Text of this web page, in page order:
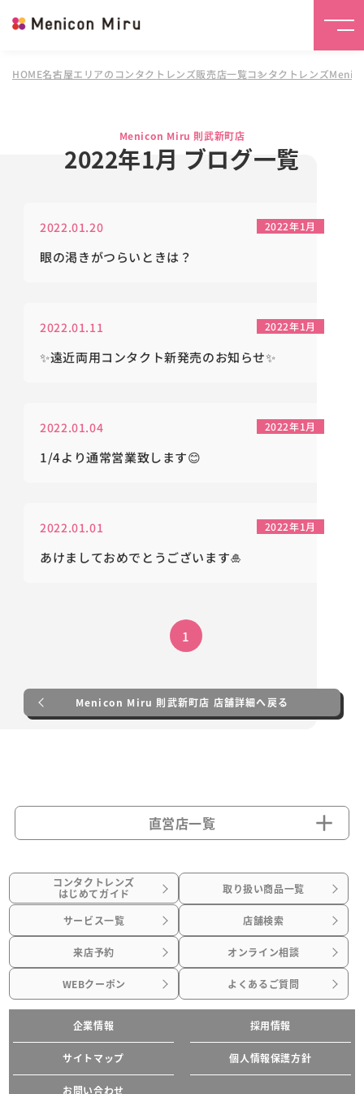
HOME名古屋エリアのコンタクトレンズ販売店一覧コンタクトレンズ
Menicon Miru 則武新町店
2022年1月 ブログ一覧
2022.01.20 2022年1月
眼の渇きがつらいときは？
2022.01.11 2022年1月
✨遠近両用コンタクト新発売のお知らせ✨
2022.01.04 2022年1月
1/4より通常営業致します😊
2022.01.01 2022年1月
あけましておめでとうございます🎍
1
Menicon Miru 則武新町店 店舗詳細へ戻る
直営店一覧
コンタクトレンズ
はじめてガイド 取り扱い商品一覧
サービス一覧 店舗検索
来店予約 オンライン相談
WEBクーポン よくあるご質問
企業情報 採用情報
サイトマップ 個人情報保護方針
お問い合わせ